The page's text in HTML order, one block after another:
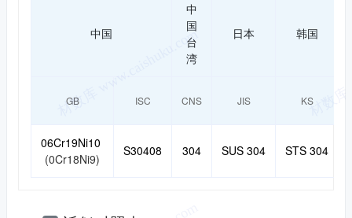
中国
中
国
台
湾
日本 韩国
GB ISC CNS JIS KS
06Cr19Ni10
(0Cr18Ni9)
S30408 304 SUS 304 STS 304